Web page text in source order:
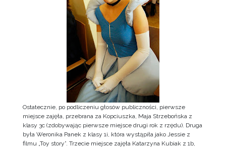
Ostatecznie, po podliczeniu głosów publiczności, pierwsze
miejsce zajęła, przebrana za Kopciuszka, Maja Strzebońska z
klasy 3c (zdobywając pierwsze miejsce drugi rok z rzędu). Druga
była Weronika Panek z klasy 1i, która wystąpiła jako Jessie z
filmu „Toy story”. Trzecie miejsce zajęła Katarzyna Kubiak z 1b,